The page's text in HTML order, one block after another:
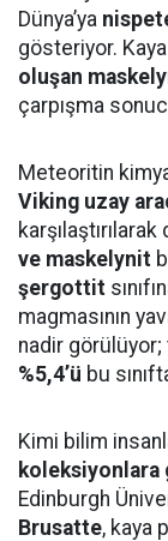
Dünya’ya
gösteriyor.
oluşan
çarpışma
Meteoritin
Viking uzay
karşılaştırılarak
ve maskelynit
şergottit
magmasının
nadir görülüyor;
%5,4’ü bu
Kimi bilim
koleksiyonlara
Edinburgh
Brusatte, kaya